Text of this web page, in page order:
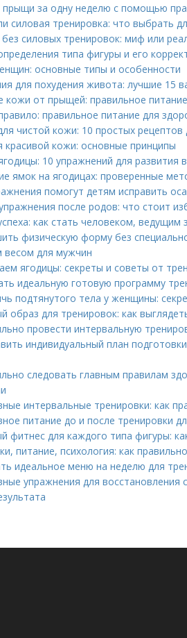
прыщи за одну неделю с помощью
силовая тренировка: что выбрать
силовых тренировок: миф или
типа фигуры и его
основные типы и особенности
для похудения живота: лучшие 15
кожи от прыщей: правильное
правильное питание для
чистой кожи: 10 простых
красивой кожи: основные принципы
10 упражнений для развития
ямок на ягодицах: проверенные
помогут детям исправить
после родов: что стоит
как стать человеком,
физическую форму без
весом для мужчин
ягодицы: секреты и советы от
идеальную готовую программу
подтянутого тела у женщины:
образ для тренировок: как
провести интервальную
индивидуальный план
следовать главным правилам
интервальные тренировки: как
питание до и после тренировки
фитнес для каждого типа фигуры:
питание, психология: как
идеальное меню на неделю для
упражнения для восстановления